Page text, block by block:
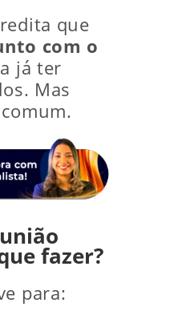
que
com o
já ter
Mas
fazer?
para: